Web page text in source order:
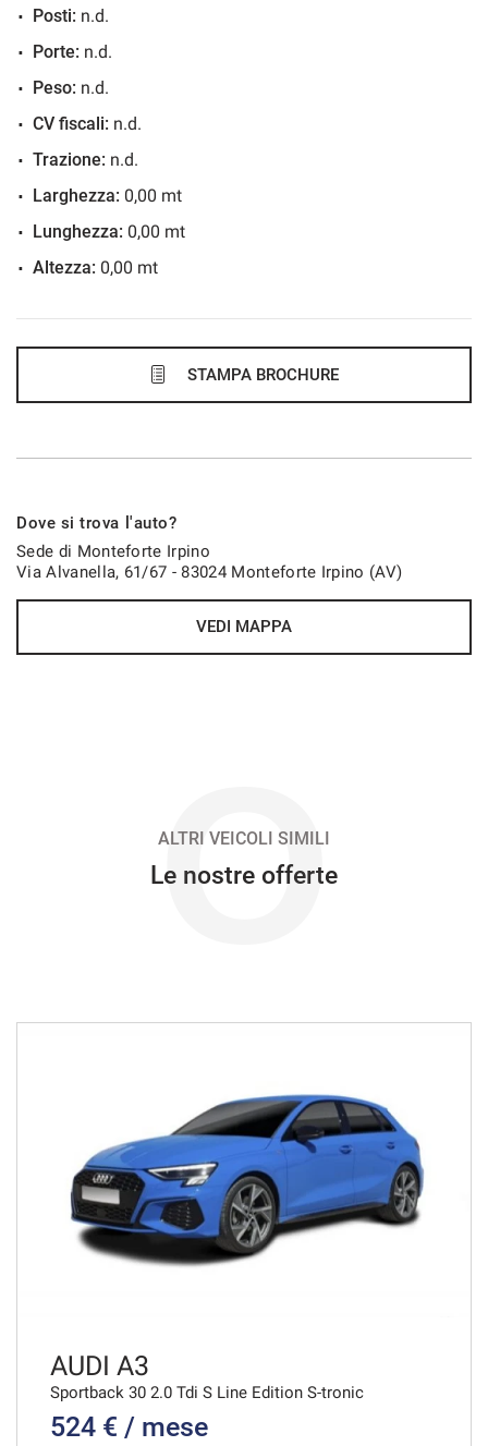
48 Mesi
922€/mese
48 Mesi
937€/mese
48 Mesi
VEDI
956€/mese
48 Mesi
VEDI
1.033€/mese
1.040€/mese
Posti: n.d.
Porte: n.d.
Peso: n.d.
CV fiscali: n.d.
Trazione: n.d.
Larghezza: 0,00 mt
Lunghezza: 0,00 mt
Altezza: 0,00 mt
STAMPA BROCHURE
Dove si trova l'auto?
Sede di Monteforte Irpino
Via Alvanella, 61/67 - 83024 Monteforte Irpino (AV)
VEDI MAPPA
O
ALTRI VEICOLI SIMILI
Le nostre offerte
AUDI A3
Sportback 30 2.0 Tdi S Line Edition S-tronic
524 € / mese